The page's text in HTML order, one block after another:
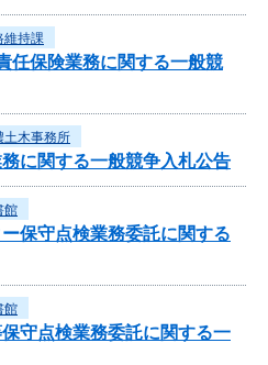
維持課
任保険業務に関する一般競
土木事務所
に関する一般競争入札公告
館
保守点検業務委託に関する
館
守点検業務委託に関する一